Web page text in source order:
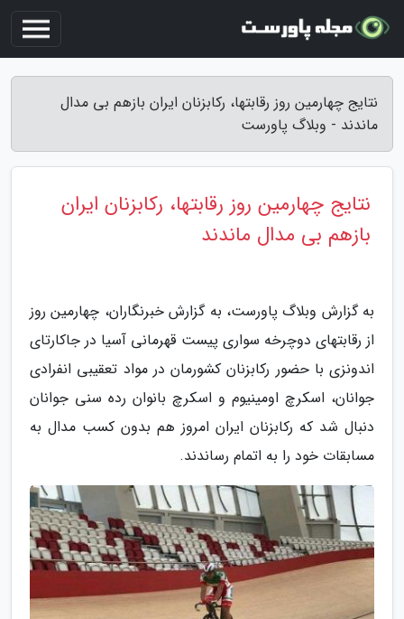
نتایج چهارمین روز رقابتها، رکابزنان ایران بازهم بی مدال
ماندند - وبلاگ پاورست
نتایج چهارمین روز رقابتها، رکابزنان ایران
بازهم بی مدال ماندند
به گزارش وبلاگ پاورست، به گزارش خبرنگاران، چهارمین روز
از رقابتهای دوچرخه سواری پیست قهرمانی آسیا در جاکارتای
اندونزی با حضور رکابزنان کشورمان در مواد تعقیبی انفرادی
جوانان، اسکرچ اومینیوم و اسکرچ بانوان رده سنی جوانان
دنبال شد که رکابزنان ایران امروز هم بدون کسب مدال به
مسابقات خود را به اتمام رساندند.